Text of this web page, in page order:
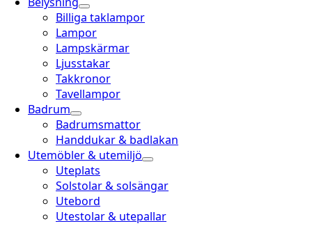
Billiga taklampor
Lampor
Lampskärmar
Ljusstakar
Takkronor
Tavellampor
Badrum
Badrumsmattor
Handdukar & badlakan
Utemöbler & utemiljö
Uteplats
Solstolar & solsängar
Utebord
Utestolar & utepallar